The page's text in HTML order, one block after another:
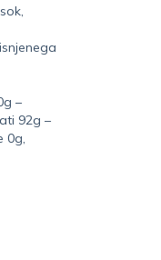
–
92g –
0g,